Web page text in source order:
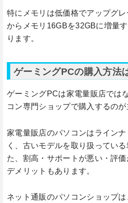
特にメモリは低価格でアップグ
からメモリ16GBを32GBに増量
ります。
ゲーミングPCの購入方法
ゲーミングPCは家電量販店では
コン専門ショップで購入するのが
家電量販店のパソコンはライン
く、古いモデルを取り扱ってい
た、割高・サポートが悪い・評
デメリットもあります。
ネット通販のパソコンショップ